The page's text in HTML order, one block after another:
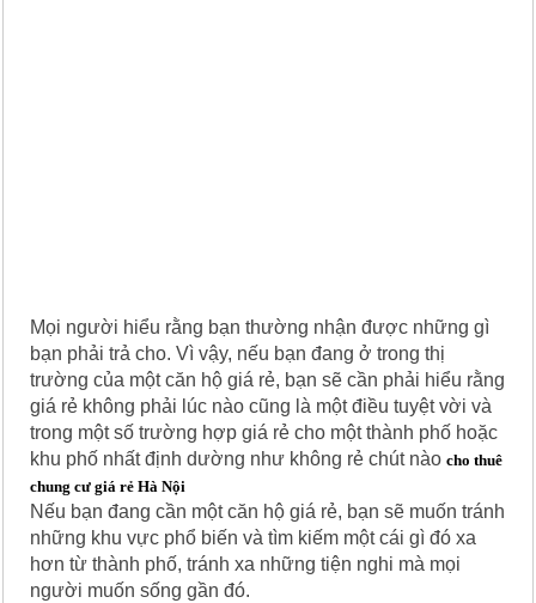
Mọi người hiểu rằng bạn thường nhận được những gì
bạn phải trả cho. Vì vậy, nếu bạn đang ở trong thị
trường của một căn hộ giá rẻ, bạn sẽ cần phải hiểu rằng
giá rẻ không phải lúc nào cũng là một điều tuyệt vời và
trong một số trường hợp giá rẻ cho một thành phố hoặc
khu phố nhất định dường như không rẻ chút nàocho thuê
chung cư giá rẻ Hà Nội
Nếu bạn đang cần một căn hộ giá rẻ, bạn sẽ muốn tránh
những khu vực phổ biến và tìm kiếm một cái gì đó xa
hơn từ thành phố, tránh xa những tiện nghi mà mọi
người muốn sống gần đó.